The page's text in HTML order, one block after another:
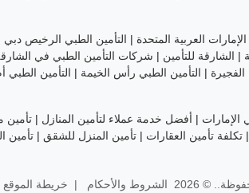
العربية المتحدة | التأمين الطبي الرخيص دبي
| الشارقة للتأمين | شركات التأمين الطبي في
الفجيرة | التأمين الطبي رأس الخيمة | التأمين الطبي
الإمارات | أفضل خدمة عملاء لتأمين المنازل |
| تكلفة تأمين العقارات | تأمين المنزل للشقق | تأمين
© 2026 الشروط والأحكام | خريطة الموقع